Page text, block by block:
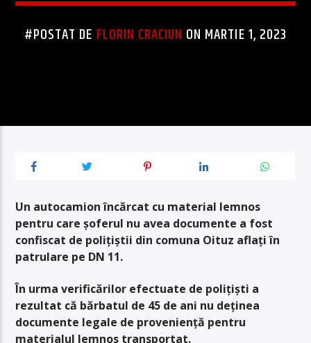
#POSTAT DE FLORIN CRACIUN ON MARTIE 1, 2023
Un autocamion încărcat cu material lemnos
pentru care șoferul nu avea documente a fost
confiscat de polițiștii din comuna Oituz aflați în
patrulare pe DN 11.
În urma verificărilor efectuate de polițiști a
rezultat că bărbatul de 45 de ani nu deținea
documente legale de provenienţă pentru
materialul lemnos transportat.